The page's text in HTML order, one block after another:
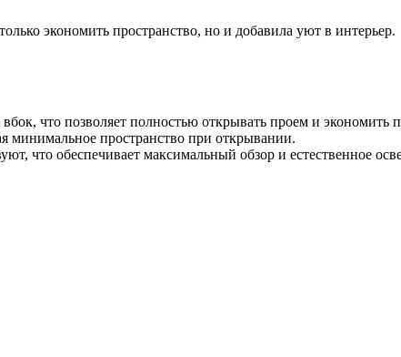
экономить пространство, но и добавила уют в интерьер.
что позволяет полностью открывать проем и экономить
пространство при открывании.
что обеспечивает максимальный обзор и естественное